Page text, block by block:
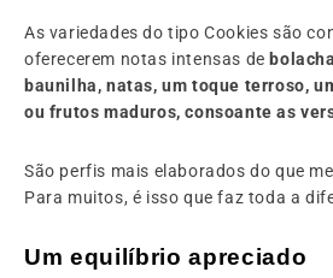
As variedades do tipo Cookies são
oferecerem notas intensas de
baunilha, natas, um toque terroso,
ou frutos maduros, consoante as
São perfis mais elaborados do que
Para muitos, é isso que faz toda a
Um equilíbrio apreciado